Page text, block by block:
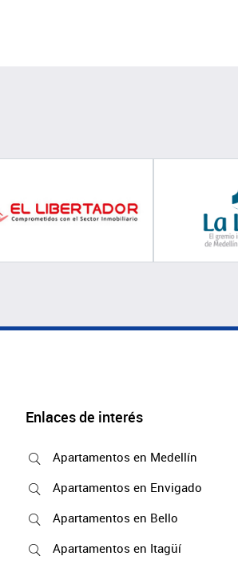
Enlaces de interés
Apartamentos en Medellín
Apartamentos en Envigado
Apartamentos en Bello
Apartamentos en Itagüí